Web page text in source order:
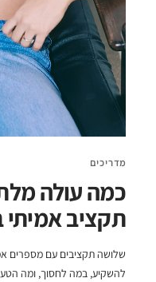
מדריכים
כמה עולה
תקציב
שלושה תקציבים עם מספרים
להשקיע, במה לחסוך, ומה